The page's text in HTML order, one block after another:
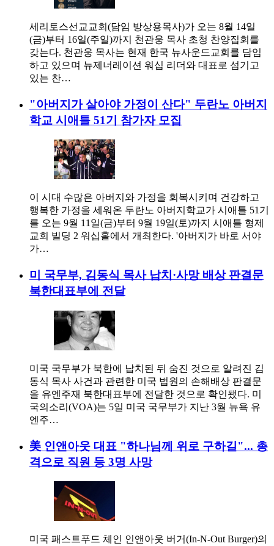
세리토스선교교회(담임 방상용목사)가 오는 8월 14일
(금)부터 16일(주일)까지 천관웅 목사 초청 찬양집회를
갖는다. 천관웅 목사는 현재 한국 뉴사운드교회를 담임
하고 있으며 뉴제너레이션 워십 리더와 대표로 섬기고
있는 찬…
"아버지가 살아야 가정이 산다" 두란노 아버지
학교 시애틀 51기 참가자 모집
이 시대 수많은 아버지와 가정을 회복시키며 건강하고
행복한 가정을 세워온 두란노 아버지학교가 시애틀 51기
를 오는 9월 11일(금)부터 9월 19일(토)까지 시애틀 형제
교회 빌딩 2 워십홀에서 개최한다. '아버지가 바로 서야
가…
미 국무부, 김동식 목사 납치·사망 배상 판결문
북한대표부에 전달
미국 국무부가 북한에 납치된 뒤 숨진 것으로 알려진 김
동식 목사 사건과 관련한 미국 법원의 손해배상 판결문
을 유엔주재 북한대표부에 전달한 것으로 확인됐다. 미
국의소리(VOA)는 5일 미국 국무부가 지난 3월 뉴욕 유
엔주…
美 인앤아웃 대표 "하나님께 위로 구하길"... 총
격으로 직원 등 3명 사망
미국 패스트푸드 체인 인앤아웃 버거(In-N-Out Burger)의